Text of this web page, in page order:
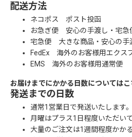
配送方法
ネコポス ポスト投函
お急ぎ便 安心の手渡し・宅急
宅急便 大きな商品・安心の手
FedEx 海外のお客様用エクス
EMS 海外のお客様用通常便
お届けまでにかかる日数についてはこ
発送までの日数
通常1営業日で発送いたします。
月曜はプラス1日程度いただい
大量のご注文は1週間程度かか